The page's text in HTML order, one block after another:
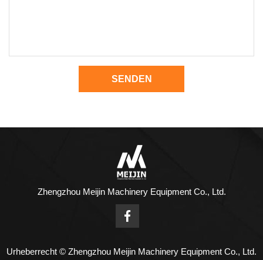
SENDEN
Zhengzhou Meijin Machinery Equipment Co., Ltd.
Urheberrecht © Zhengzhou Meijin Machinery Equipment Co., Ltd.